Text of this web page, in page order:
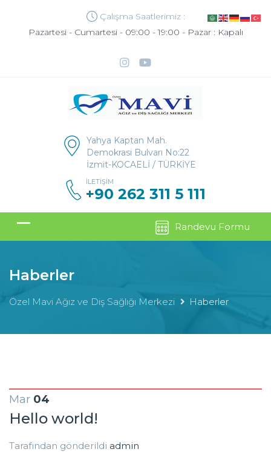
Çalışma Saatlerimiz :
Pazartesi - Cumartesi - 09:00 - 19:00 - Pazar : Kapalı
Yahya Kaptan Mah.
Demokrasi Bulvarı No:22
İzmit-KOCAELİ / TÜRKİYE
İLETIŞIM
+90 262 311 5 111
Randevu Formu
Haberler
Özel Mavi Ağız ve Diş Sağlığı Merkezi Haberler
Mar 04
Hello world!
Tarafından gönderildi admin